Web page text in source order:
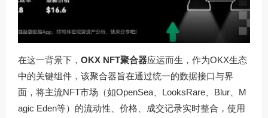
在这一背景下， OKX NFT聚合器应运而生，作为OKX生态
中的关键组件，该聚合器旨在通过统一的数据接口与界
面，将主流NFT市场（如OpenSea、LooksRare、Blur、M
agic Eden等）的流动性、价格、成交记录实时整合，使用